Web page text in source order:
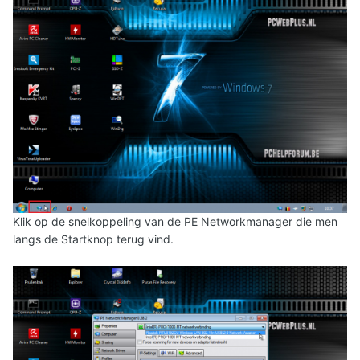
Klik op de snelkoppeling van de PE Networkmanager die men
langs de Startknop terug vind.